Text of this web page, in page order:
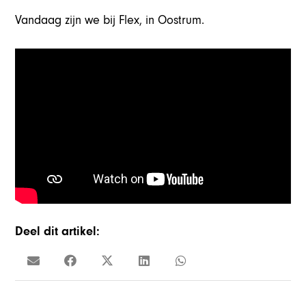
Vandaag zijn we bij Flex, in Oostrum.
Deel dit artikel: